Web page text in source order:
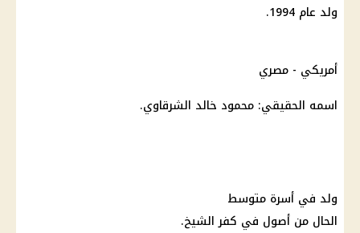
ولد عام 1994.
أمريكي - مصري
اسمه الحقيقي: محمود خالد الشرقاوي.
ولد في أسرة متوسط
الحال من أصول في كفر الشيخ.